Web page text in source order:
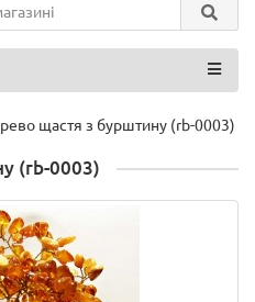
щастя з бурштину (rb-0003)
(rb-0003)